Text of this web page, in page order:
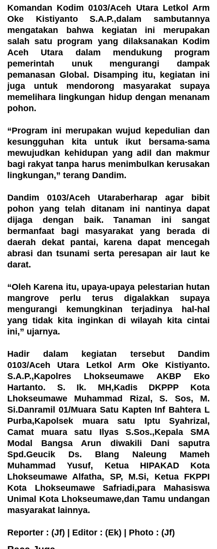
Komandan Kodim 0103/Aceh Utara Letkol Arm
Oke Kistiyanto S.A.P.,dalam sambutannya
mengatakan bahwa kegiatan ini merupakan
salah satu program yang dilaksanakan Kodim
Aceh Utara dalam mendukung program
pemerintah unuk mengurangi dampak
pemanasan Global. Disamping itu, kegiatan ini
juga untuk mendorong masyarakat supaya
memelihara lingkungan hidup dengan menanam
pohon.
“Program ini merupakan wujud kepedulian dan
kesungguhan kita untuk ikut bersama-sama
mewujudkan kehidupan yang adil dan makmur
bagi rakyat tanpa harus menimbulkan kerusakan
lingkungan,” terang Dandim.
Dandim 0103/Aceh Utaraberharap agar bibit
pohon yang telah ditanam ini nantinya dapat
dijaga dengan baik. Tanaman ini sangat
bermanfaat bagi masyarakat yang berada di
daerah dekat pantai, karena dapat mencegah
abrasi dan tsunami serta peresapan air laut ke
darat.
“Oleh Karena itu, upaya-upaya pelestarian hutan
mangrove perlu terus digalakkan supaya
mengurangi kemungkinan terjadinya hal-hal
yang tidak kita inginkan di wilayah kita cintai
ini,” ujarnya.
Hadir dalam kegiatan tersebut Dandim
0103/Aceh Utara Letkol Arm Oke Kistiyanto.
S.A.P.,Kapolres Lhokseumawe AKBP Eko
Hartanto. S. Ik. MH,Kadis DKPPP Kota
Lhokseumawe Muhammad Rizal, S. Sos, M.
Si.Danramil 01/Muara Satu Kapten Inf Bahtera L
Purba,Kapolsek muara satu Iptu Syahrizal,
Camat muara satu Ilyas S.Sos.,Kepala SMA
Modal Bangsa Arun diwakili Dani saputra
Spd.Geucik Ds. Blang Naleung Mameh
Muhammad Yusuf, Ketua HIPAKAD Kota
Lhokseumawe Alfatha, SP, M.Si, Ketua FKPPI
Kota Lhokseumawe Safriadi,para Mahasiswa
Unimal Kota Lhokseumawe,dan Tamu undangan
masyarakat lainnya.
Reporter : (Jf) | Editor : (Ek) | Photo : (Jf)